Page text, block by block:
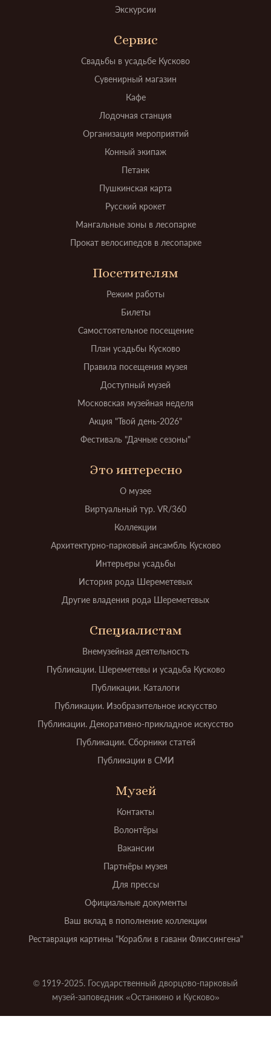
Экскурсии
Сервис
Свадьбы в усадьбе Кусково
Сувенирный магазин
Кафе
Лодочная станция
Организация мероприятий
Конный экипаж
Петанк
Пушкинская карта
Русский крокет
Мангальные зоны в лесопарке
Прокат велосипедов в лесопарке
Посетителям
Режим работы
Билеты
Самостоятельное посещение
План усадьбы Кусково
Правила посещения музея
Доступный музей
Московская музейная неделя
Акция "Твой день-2026"
Фестиваль "Дачные сезоны"
Это интересно
О музее
Виртуальный тур. VR/360
Коллекции
Архитектурно-парковый ансамбль Кусково
Интерьеры усадьбы
История рода Шереметевых
Другие владения рода Шереметевых
Специалистам
Внемузейная деятельность
Публикации. Шереметевы и усадьба Кусково
Публикации. Каталоги
Публикации. Изобразительное искусство
Публикации. Декоративно-прикладное искусство
Публикации. Сборники статей
Публикации в СМИ
Музей
Контакты
Волонтёры
Вакансии
Партнёры музея
Для прессы
Официальные документы
Ваш вклад в пополнение коллекции
Реставрация картины "Корабли в гавани Флиссингена"
© 1919-2025. Государственный дворцово-парковый
музей-заповедник «Останкино и Кусково»